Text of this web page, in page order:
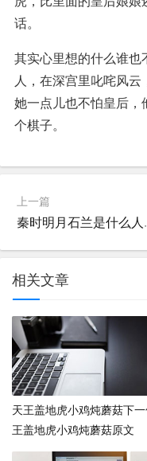
话。
其实心里想的什么谁也
人，在深宫里叱咤风
她一点儿也不怕皇后，
个棋子。
上一篇
秦时明月
相关文章
天王盖地虎小鸡炖蘑菇下
王盖地虎小鸡炖蘑菇原文